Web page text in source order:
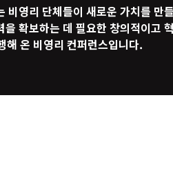
비영리 단체들이 새로운 가치를 만
을 확보하는 데 필요한 창의적이고
해 온 비영리 컨퍼런스입니다.